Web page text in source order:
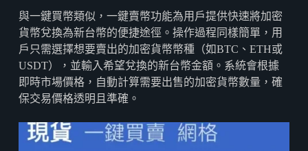
與一鍵買幣類似，一鍵賣幣功能為用戶提供快速將加密
貨幣兌換為新台幣的便捷途徑。操作過程同樣簡單，用
戶只需選擇想要賣出的加密貨幣幣種（如BTC、ETH或
USDT），並輸入希望兌換的新台幣金額。系統會根據
即時市場價格，自動計算需要出售的加密貨幣數量，確
保交易價格透明且準確。